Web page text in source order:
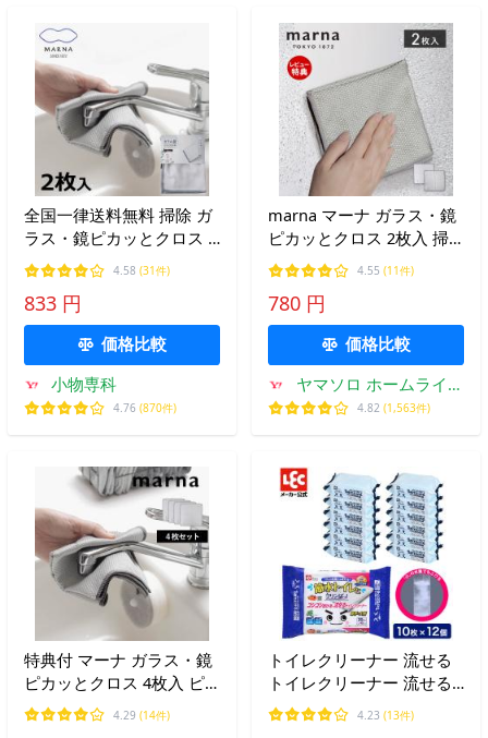
全国一律送料無料 掃除 ガ
ラス・鏡ピカッとクロス 2
4.58 (31件)
833 円
価格比較
小物専科
4.76 (870件)
marna マーナ ガラス・鏡
ピカッとクロス 2枚入 掃
除の達人 マイクロファイ
バークロス 吸水 ふきん キ
ッチンクロス 台拭き キッ
チン
4.55 (11件)
780 円
価格比較
ヤマソロ ホームライフ
店
4.82 (1,563件)
特典付 マーナ ガラス・鏡
ピカッとクロス 4枚入 ピ
カピカ 鏡ぴかっと ぴかぴ
かクロス キッチン ふきん
4.29 (14件)
トイレクリーナー 流せる
トイレクリーナー 流せる
トイレクリーナー トイレ
クリーナーシート トイレ
4.23 (13件)